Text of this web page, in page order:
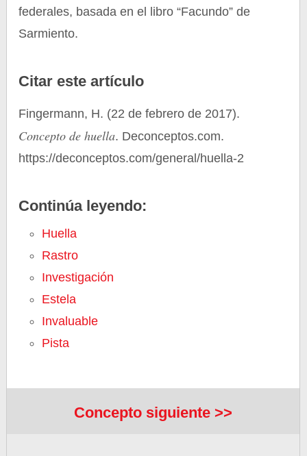
federales, basada en el libro “Facundo” de
Sarmiento.
Citar este artículo
Fingermann, H. (22 de febrero de 2017).
Concepto de huella. Deconceptos.com.
https://deconceptos.com/general/huella-2
Continúa leyendo:
Huella
Rastro
Investigación
Estela
Invaluable
Pista
Concepto siguiente >>